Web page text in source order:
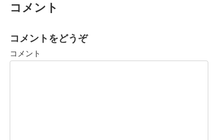
コメント
コメントをどうぞ
コメント